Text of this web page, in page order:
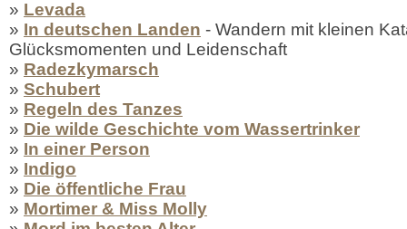
» Levada
» In deutschen Landen - Wandern mit kleinen
Glücksmomenten und Leidenschaft
» Radezkymarsch
» Schubert
» Regeln des Tanzes
» Die wilde Geschichte vom Wassertrinker
» In einer Person
» Indigo
» Die öffentliche Frau
» Mortimer & Miss Molly